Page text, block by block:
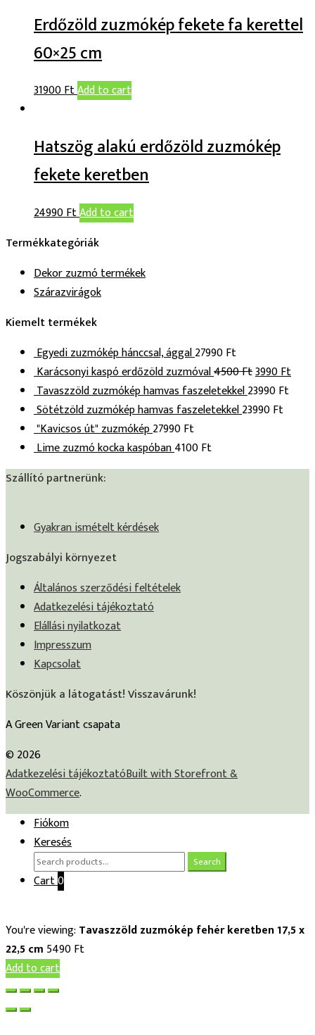
Erdőzöld zuzmókép fekete fa kerettel
60×25 cm
31900FtAdd to cart
Hatszög alakú erdőzöld zuzmókép
fekete keretben
24990FtAdd to cart
Termékkategóriák
Dekor zuzmó termékek
Szárazvirágok
Kiemelt termékek
Egyedi zuzmókép hánccsal, ággal27990Ft
Karácsonyi kaspó erdőzöld zuzmóval4500Ft3990Ft
Tavaszzöld zuzmókép hamvas faszeletekkel23990Ft
Sötétzöld zuzmókép hamvas faszeletekkel23990Ft
"Kavicsos út" zuzmókép27990Ft
Lime zuzmó kocka kaspóban4100Ft
Szállító partnerünk:
Gyakran ismételt kérdések
Jogszabályi környezet
Általános szerződési feltételek
Adatkezelési tájékoztató
Elállási nyilatkozat
Impresszum
Kapcsolat
Köszönjük a látogatást! Visszavárunk!
A Green Variant csapata
© 2026
Adatkezelési tájékoztatóBuilt with Storefront &
WooCommerce.
Fiókom
Keresés
Search
for:
Search
Cart0
You're viewing: Tavaszzöld zuzmókép fehér keretben 17,5 x
22,5 cm 5490Ft
Add to cart